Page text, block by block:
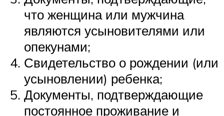
что женщина или мужчина
являются усыновителями или
опекунами;
Свидетельство о рождении (или
усыновлении) ребенка;
Документы, подтверждающие
постоянное проживание и